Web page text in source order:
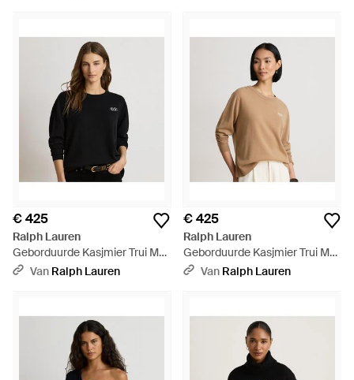
€ 425
Ralph Lauren
Geborduurde Kasjmier Trui Met
Ronde Hals - Zwart
Van Ralph Lauren
€ 425
Ralph Lauren
Geborduurde Kasjmier Trui Met
Ronde Hals - Bruin
Van Ralph Lauren